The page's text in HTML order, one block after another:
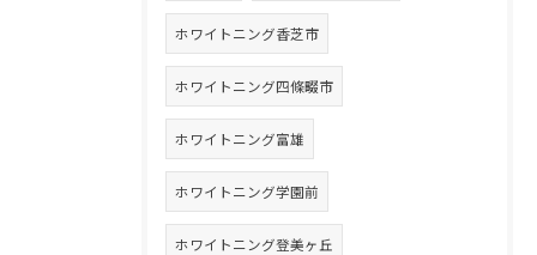
ホワイトニング香芝市
ホワイトニング四條畷市
ホワイトニング富雄
ホワイトニング学園前
ホワイトニング登美ヶ丘